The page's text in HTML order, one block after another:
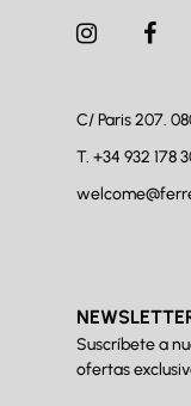
C/ Paris 207.
T. +34 932 178
Suscríbete a
ofertas